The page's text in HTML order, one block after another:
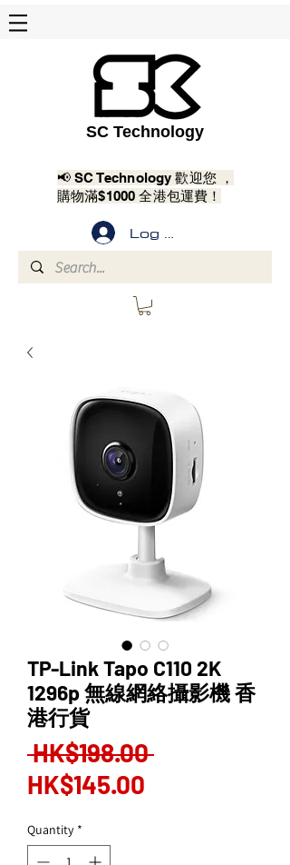
SC Technology
📢 SC Technology 歡迎您 ，
購物滿$1000 全港包運費！
Log In
TP-Link Tapo C110 2K
1296p 無線網絡攝影機 香
港行貨
HK$198.00 Regular
HK$145.00
Quantity *